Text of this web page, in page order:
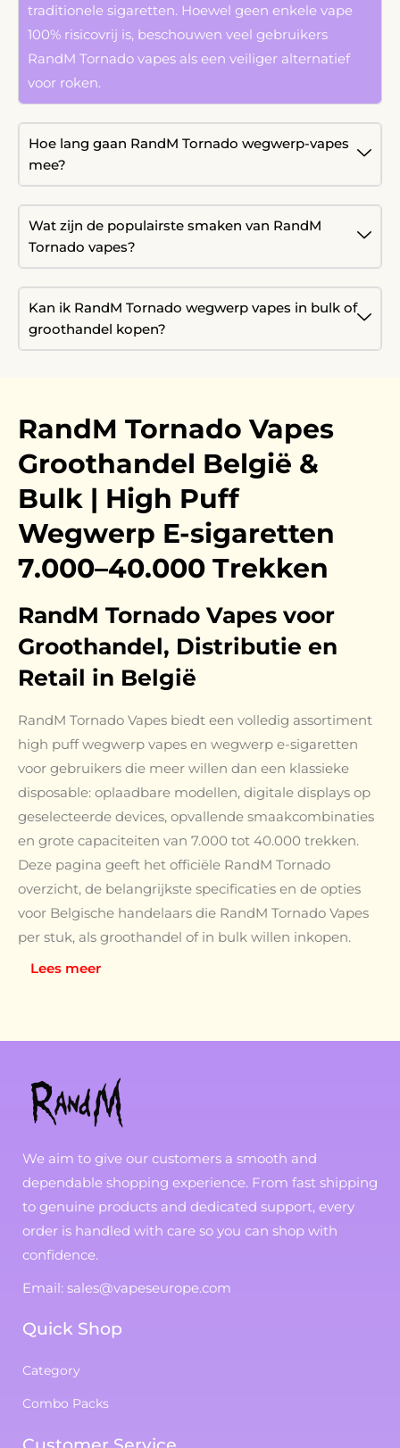
traditionele sigaretten. Hoewel geen enkele vape
100% risicovrij is, beschouwen veel gebruikers
RandM Tornado vapes als een veiliger alternatief
voor roken.
Hoe lang gaan RandM Tornado wegwerp-vapes
mee?
Wat zijn de populairste smaken van RandM
Tornado vapes?
Kan ik RandM Tornado wegwerp vapes in bulk of
groothandel kopen?
RandM Tornado Vapes
Groothandel België &
Bulk | High Puff
Wegwerp E-sigaretten
7.000–40.000 Trekken
RandM Tornado Vapes voor
Groothandel, Distributie en
Retail in België
RandM Tornado Vapes biedt een volledig assortiment
high puff wegwerp vapes en wegwerp e-sigaretten
voor gebruikers die meer willen dan een klassieke
disposable: oplaadbare modellen, digitale displays op
geselecteerde devices, opvallende smaakcombinaties
en grote capaciteiten van 7.000 tot 40.000 trekken.
Deze pagina geeft het officiële RandM Tornado
overzicht, de belangrijkste specificaties en de opties
voor Belgische handelaars die RandM Tornado Vapes
per stuk, als groothandel of in bulk willen inkopen.
Lees meer
We aim to give our customers a smooth and
dependable shopping experience. From fast shipping
to genuine products and dedicated support, every
order is handled with care so you can shop with
confidence.
Email: sales@vapeseurope.com
Quick Shop
Category
Combo Packs